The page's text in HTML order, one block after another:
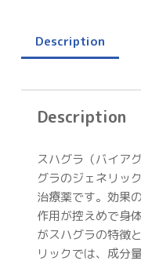
Description
Description
スハグラ（バイア
グラのジェネリッ
治療薬です。効果
作用が控えめで身
がスハグラの特徴
リックでは、成分